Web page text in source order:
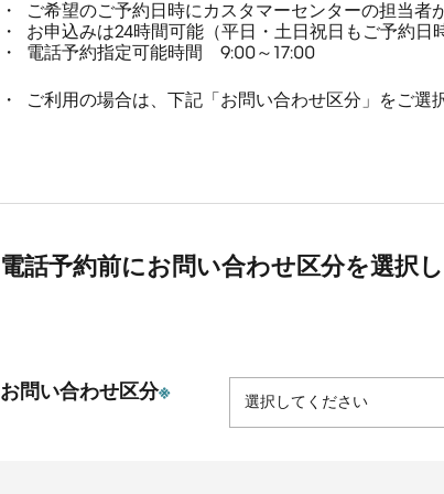
ご希望のご予約日時にカスタマーセンターの担当者
お申込みは24時間可能（平日・土日祝日もご予約日
電話予約指定可能時間 9:00～17:00
ご利用の場合は、下記「お問い合わせ区分」をご選
電話予約前にお問い合わせ区分を選択
お問い合わせ区分※